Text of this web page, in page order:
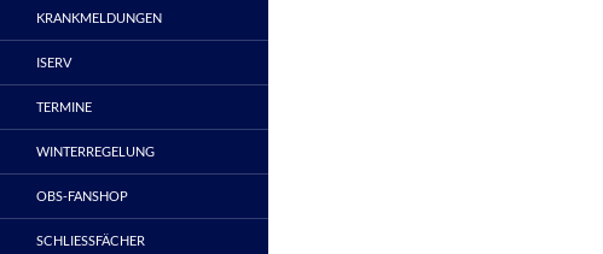
KRANKMELDUNGEN
ISERV
TERMINE
WINTERREGELUNG
OBS-FANSHOP
SCHLIESSFÄCHER